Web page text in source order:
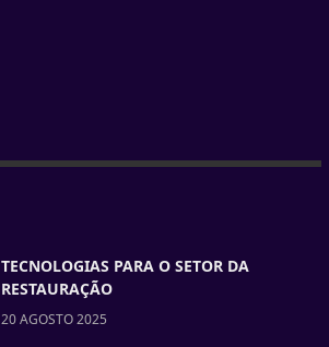
TECNOLOGIAS PARA O SETOR DA
RESTAURAÇÃO
20 AGOSTO 2025